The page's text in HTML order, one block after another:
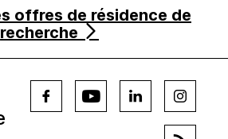
offres de résidence de
recherche